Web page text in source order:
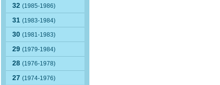
32(1985-1986)
31(1983-1984)
30(1981-1983)
29(1979-1984)
28(1976-1978)
27(1974-1976)